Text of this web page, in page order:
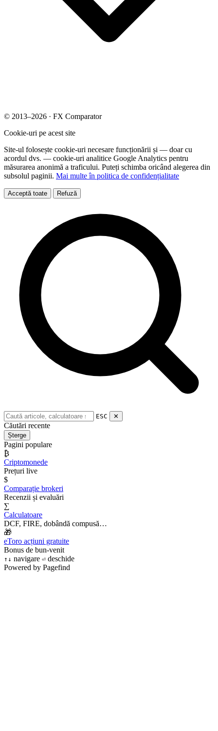
© 2013–2026 · FX Comparator
Cookie-uri pe acest site
Site-ul folosește cookie-uri necesare funcționării și — doar cu
acordul dvs. — cookie-uri analitice Google Analytics pentru
măsurarea anonimă a traficului. Puteți schimba oricând alegerea din
subsolul paginii. Mai multe în politica de confidențialitate
Acceptă toate Refuză
ESC ✕
Căutări recente
Șterge
Pagini populare
₿
Criptomonede
Prețuri live
$
Comparație brokeri
Recenzii și evaluări
∑
Calculatoare
DCF, FIRE, dobândă compusă…
🎁
eToro acțiuni gratuite
Bonus de bun-venit
↑ ↓ navigare ⏎ deschide
Powered by Pagefind